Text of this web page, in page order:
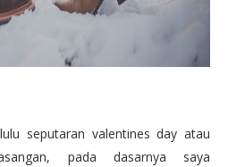
seputaran valentines day atau
pada dasarnya saya